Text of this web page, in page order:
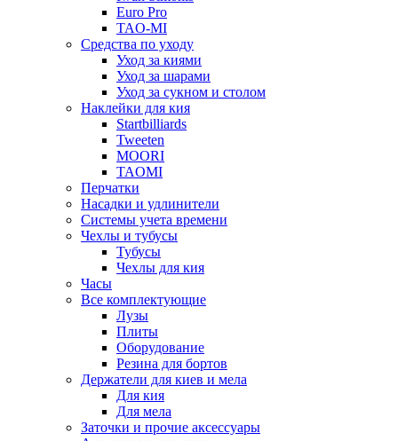
Euro Pro
TAO-MI
Средства по уходу
Уход за киями
Уход за шарами
Уход за сукном и столом
Наклейки для кия
Startbilliards
Tweeten
MOORI
TAOMI
Перчатки
Насадки и удлинители
Системы учета времени
Чехлы и тубусы
Тубусы
Чехлы для кия
Часы
Все комплектующие
Лузы
Плиты
Оборудование
Резина для бортов
Держатели для киев и мела
Для кия
Для мела
Заточки и прочие аксессуары